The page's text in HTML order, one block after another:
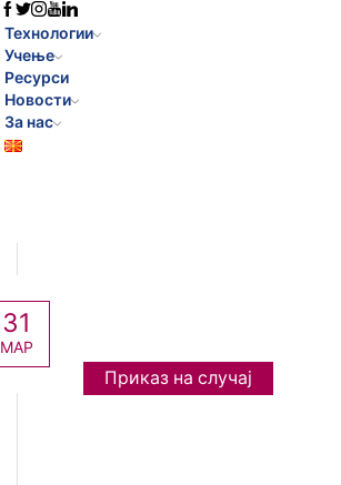
Технологии
Учење
Ресурси
Новости
За нас
Приказ на случај
31
МАР